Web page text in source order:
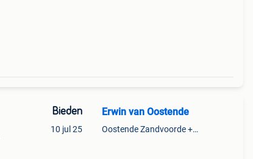
Bieden
10 jul 25
Erwin van Oostende
Oostende Zandvoorde +Oostende